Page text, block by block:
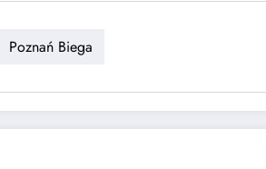
Poznań Biega